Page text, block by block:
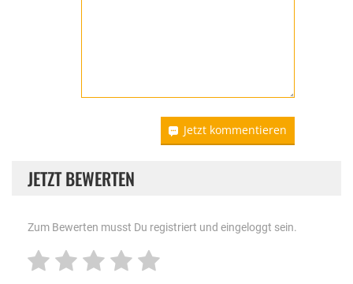
Jetzt kommentieren
JETZT BEWERTEN
Zum Bewerten musst Du registriert und eingeloggt sein.